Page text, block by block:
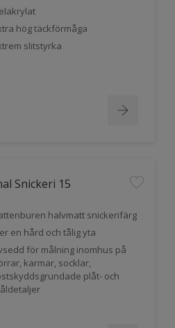
hög täckförmåga
slitstyrka
Snickeri 15
halvmatt snickerifärg
en hård och tålig yta
för målning inomhus på
karmar, socklar,
plåt- och